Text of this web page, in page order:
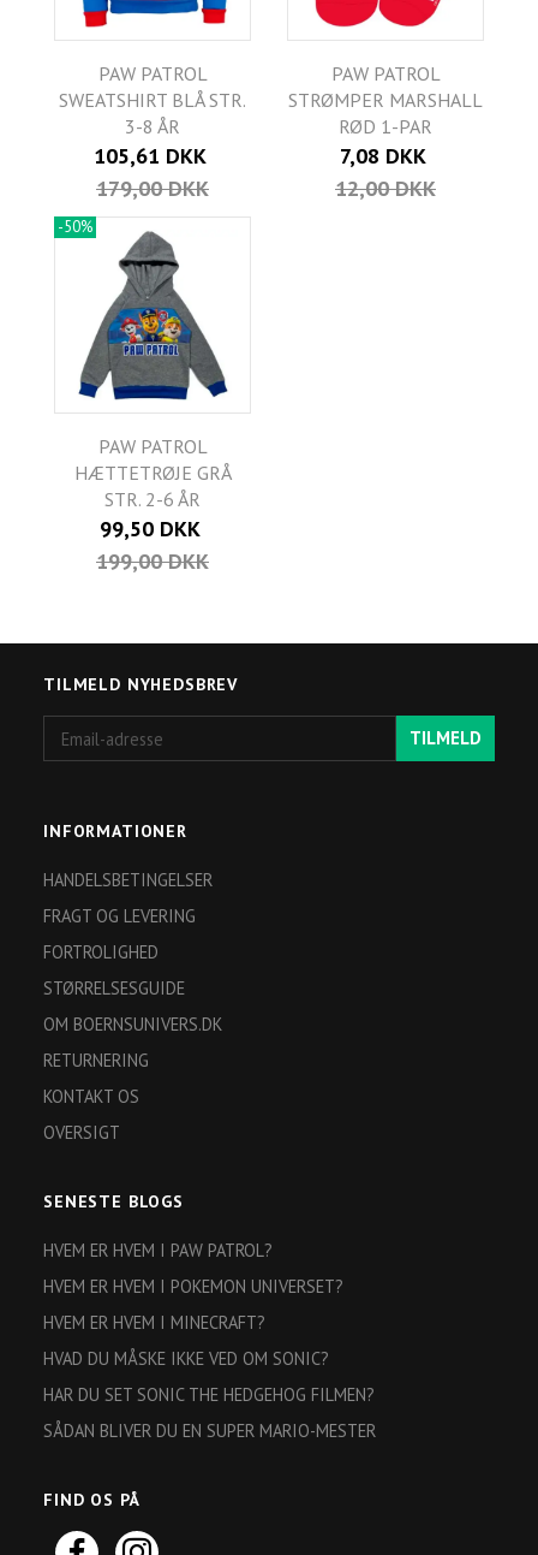
PAW PATROL
SWEATSHIRT BLÅ STR.
3-8 ÅR
105,61 DKK
179,00 DKK
PAW PATROL
STRØMPER MARSHALL
RØD 1-PAR
7,08 DKK
12,00 DKK
-50%
PAW PATROL
HÆTTETRØJE GRÅ
STR. 2-6 ÅR
99,50 DKK
199,00 DKK
TILMELD NYHEDSBREV
adresse
TILMELD
INFORMATIONER
HANDELSBETINGELSER
FRAGT OG LEVERING
FORTROLIGHED
STØRRELSESGUIDE
OM BOERNSUNIVERS.DK
RETURNERING
KONTAKT OS
OVERSIGT
SENESTE BLOGS
HVEM ER HVEM I PAW PATROL?
HVEM ER HVEM I POKEMON UNIVERSET?
HVEM ER HVEM I MINECRAFT?
HVAD DU MÅSKE IKKE VED OM SONIC?
HAR DU SET SONIC THE HEDGEHOG FILMEN?
SÅDAN BLIVER DU EN SUPER MARIO-MESTER
FIND OS PÅ